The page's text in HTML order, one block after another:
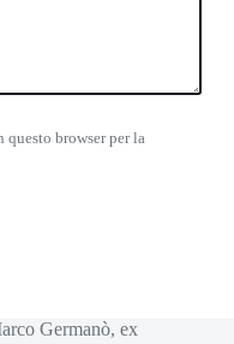
browser per la
Germanò, ex